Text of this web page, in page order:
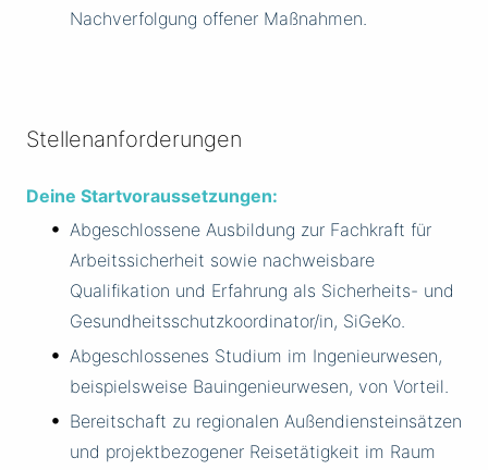
Nachverfolgung offener Maßnahmen.
Stellenanforderungen
Deine Startvoraussetzungen:
Abgeschlossene Ausbildung zur Fachkraft für
Arbeitssicherheit sowie nachweisbare
Qualifikation und Erfahrung als Sicherheits- und
Gesundheitsschutzkoordinator/in, SiGeKo.
Abgeschlossenes Studium im Ingenieurwesen,
beispielsweise Bauingenieurwesen, von Vorteil.
Bereitschaft zu regionalen Außendiensteinsätzen
und projektbezogener Reisetätigkeit im Raum